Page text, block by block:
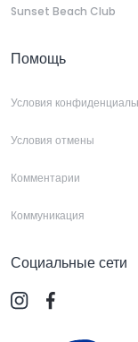
Sunset Beach Club
Помощь
Условия
Условия отмены
Комментарии
Коммуникация
Социальные сети